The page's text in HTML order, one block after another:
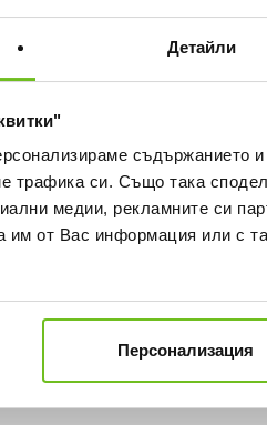
Детайли
съдържанието
трафика си. Също така
медии, рекламните си
им от Вас информация или с
Персонализация
Наличност в магазините